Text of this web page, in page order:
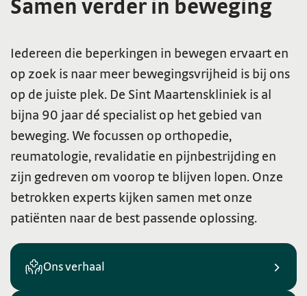
Samen verder in beweging
Iedereen die beperkingen in bewegen ervaart en
op zoek is naar meer bewegingsvrijheid is bij ons
op de juiste plek. De Sint Maartenskliniek is al
bijna 90 jaar dé specialist op het gebied van
beweging. We focussen op orthopedie,
reumatologie, revalidatie en pijnbestrijding en
zijn gedreven om voorop te blijven lopen. Onze
betrokken experts kijken samen met onze
patiënten naar de best passende oplossing.
Ons verhaal